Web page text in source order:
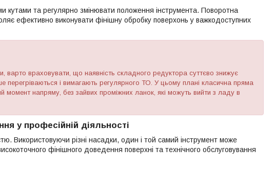
кутами та регулярно змінювати положення інструмента. Поворотна
ефективно виконувати фінішну обробку поверхонь у важкодоступних
враховувати, що наявність складного редуктора суттєво знижує
перегріваються і вимагають регулярного ТО. У цьому плані класична пряма
напряму, без зайвих проміжних ланок, які можуть вийти з ладу в
у професійній діяльності
Використовуючи різні насадки, один і той самий інструмент може
фінішного доведення поверхні та технічного обслуговування